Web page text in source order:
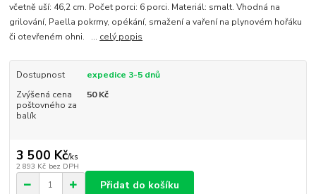
včetně uší: 46,2 cm. Počet porci: 6 porci. Materiál: smalt. Vhodná na
grilování, Paella pokrmy, opékání, smažení a vaření na plynovém hořáku
či otevřeném ohni. ... celý popis
Dostupnost
expedice 3-5 dnů
Zvýšená cena
poštovného za
balík
50 Kč
3 500 Kč/ks
2 893 Kč bez DPH
Přidat do košíku